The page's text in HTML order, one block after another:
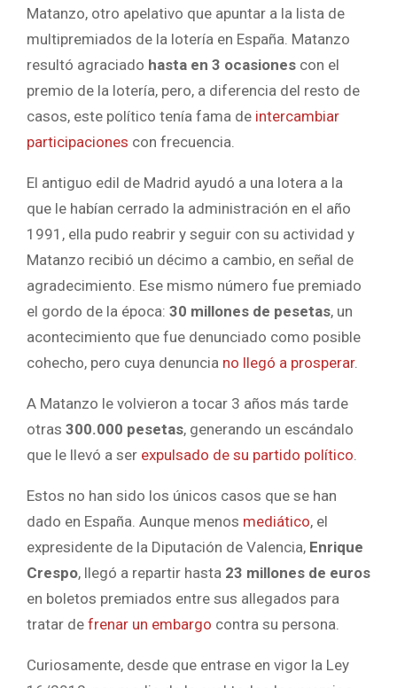
Matanzo, otro apelativo que apuntar a la lista de
multipremiados de la lotería en España. Matanzo
resultó agraciado hasta en 3 ocasiones con el
premio de la lotería, pero, a diferencia del resto de
casos, este político tenía fama de intercambiar
participaciones con frecuencia.
El antiguo edil de Madrid ayudó a una lotera a la
que le habían cerrado la administración en el año
1991, ella pudo reabrir y seguir con su actividad y
Matanzo recibió un décimo a cambio, en señal de
agradecimiento. Ese mismo número fue premiado
el gordo de la época: 30 millones de pesetas, un
acontecimiento que fue denunciado como posible
cohecho, pero cuya denuncia no llegó a prosperar.
A Matanzo le volvieron a tocar 3 años más tarde
otras 300.000 pesetas, generando un escándalo
que le llevó a ser expulsado de su partido político.
Estos no han sido los únicos casos que se han
dado en España. Aunque menos mediático, el
expresidente de la Diputación de Valencia, Enrique
Crespo, llegó a repartir hasta 23 millones de euros
en boletos premiados entre sus allegados para
tratar de frenar un embargo contra su persona.
Curiosamente, desde que entrase en vigor la Ley